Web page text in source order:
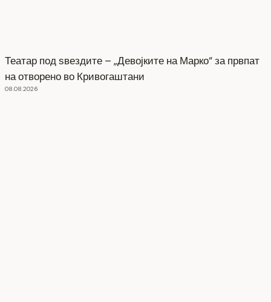
Театар под ѕвездите – „Девојките на Марко“ за првпат
на отворено во Кривогаштани
08.08.2026